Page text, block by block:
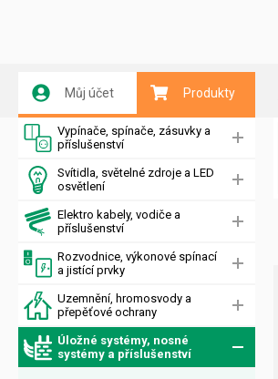
Můj účet Produkty
Vypínače, spínače, zásuvky a
příslušenství
Svítidla, světelné zdroje a LED
osvětlení
Elektro kabely, vodiče a
příslušenství
Rozvodnice, výkonové spínací
a jistící prvky
Uzemnění, hromosvody a
přepěťové ochrany
Úložné systémy, nosné
systémy a příslušenství